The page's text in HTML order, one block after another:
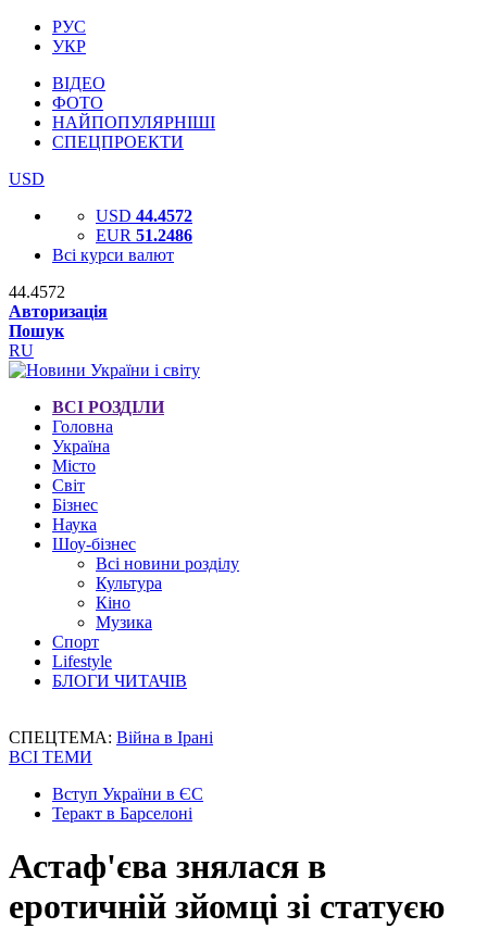
РУС
УКР
ВІДЕО
ФОТО
НАЙПОПУЛЯРНІШІ
СПЕЦПРОЕКТИ
USD
USD 44.4572
EUR 51.2486
Всі курси валют
44.4572
Авторизація
Пошук
RU
ВСІ РОЗДІЛИ
Головна
Україна
Місто
Світ
Бізнес
Наука
Шоу-бізнес
Всі новини розділу
Культура
Кіно
Музика
Спорт
Lifestyle
БЛОГИ ЧИТАЧІВ
СПЕЦТЕМА: Війна в Ірані
ВСІ ТЕМИ
Вступ України в ЄС
Теракт в Барселоні
Астаф'єва знялася в
еротичній зйомці зі статуєю